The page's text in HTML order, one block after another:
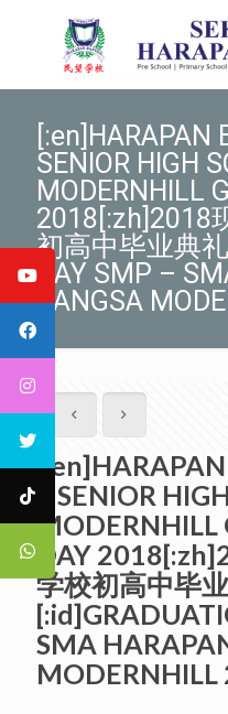
[:en]HARAPAN
SENIOR HIGH
MODERNHILL
2018[:zh]2018
初高中毕业典
DAY SMP –
BANGSA
– SENIOR
MODERNHILL
DAY
学校初高中毕
SMA
MODERNHILL